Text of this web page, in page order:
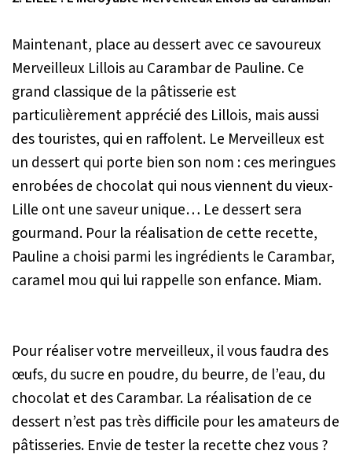
Maintenant, place au dessert avec ce savoureux
Merveilleux Lillois au Carambar de Pauline. Ce
grand classique de la pâtisserie est
particulièrement apprécié des Lillois, mais aussi
des touristes, qui en raffolent. Le Merveilleux est
un dessert qui porte bien son nom : ces meringues
enrobées de chocolat qui nous viennent du vieux-
Lille ont une saveur unique… Le dessert sera
gourmand. Pour la réalisation de cette recette,
Pauline a choisi parmi les ingrédients le Carambar,
caramel mou qui lui rappelle son enfance. Miam.
Pour réaliser votre merveilleux, il vous faudra des
œufs, du sucre en poudre, du beurre, de l’eau, du
chocolat et des Carambar. La réalisation de ce
dessert n’est pas très difficile pour les amateurs de
pâtisseries. Envie de tester la recette chez vous ?